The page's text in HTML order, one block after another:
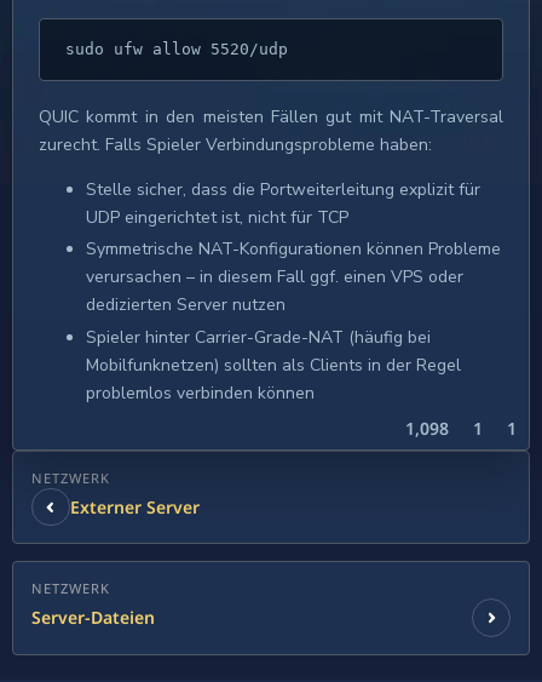
sudo ufw allow 5520/udp
QUIC kommt in den meisten Fällen gut mit NAT-Traversal
zurecht. Falls Spieler Verbindungsprobleme haben:
Stelle sicher, dass die Portweiterleitung explizit für
UDP eingerichtet ist, nicht für TCP
Symmetrische NAT-Konfigurationen können Probleme
verursachen – in diesem Fall ggf. einen VPS oder
dedizierten Server nutzen
Spieler hinter Carrier-Grade-NAT (häufig bei
Mobilfunknetzen) sollten als Clients in der Regel
problemlos verbinden können
1,098
1 1
NETZWERK
Externer Server
NETZWERK
Server-Dateien